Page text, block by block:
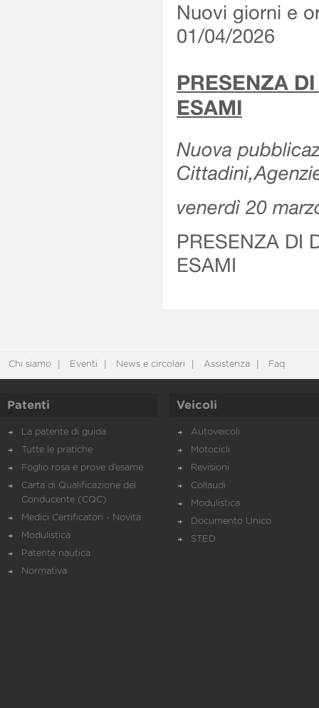
Nuovi giorni e
01/04/2026
PRESENZA
ESAMI
Nuova
venerdì 20
PRESENZA DI
ESAMI
Chi siamo Eventi News e circolari Assistenza Faq
Patenti
La patente di guida
Tutte le pratiche
Foglio rosa e prove d’esame
Carta di Qualificazione del
Conducente (CQC)
Medici Certificatori - Novità
Modulistica
Patente nautica
Normativa
Veicoli
Autoveicoli
Motocicli
Revisioni
Collaudi
Modulistica
Documento Unico
STED